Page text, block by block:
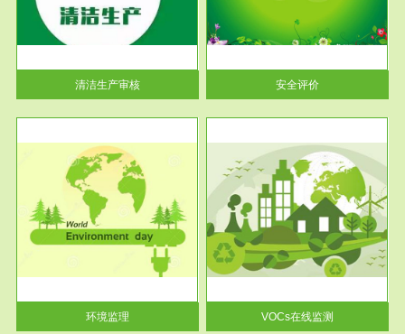
清洁生产审核
安全评价安全评价目的是查找、
分析和预测工程、系统、生产经
营活...
安全评价
环境监理
服务范围
VOCs在线监测
根据《重点区域大气污染防
治“十二五”规划》有机废气净化
率达...
VOCs在线监测